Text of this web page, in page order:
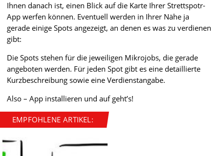
Ihnen danach ist, einen Blick auf die Karte Ihrer Strettspotr-
App werfen können. Eventuell werden in Ihrer Nähe ja
gerade einige Spots angezeigt, an denen es was zu verdienen
gibt:
Die Spots stehen für die jeweiligen Mikrojobs, die gerade
angeboten werden. Für jeden Spot gibt es eine detaillierte
Kurzbeschreibung sowie eine Verdienstangabe.
Also – App installieren und auf geht’s!
EMPFOHLENE ARTIKEL: